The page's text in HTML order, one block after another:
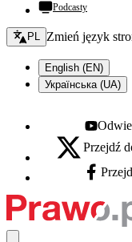
Podcasty
Zmień język - bieżący:
PL Zmień język
English (EN)
Українська (UA)
Youtube -
X - otwiera się w
Przejdź
Facebook -